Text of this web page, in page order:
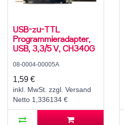
USB-zu-TTL
Programmieradapter,
USB, 3,3/5 V, CH340G
08-0004-00005A
1,59 €
inkl. MwSt. zzgl. Versand
Netto 1,336134 €